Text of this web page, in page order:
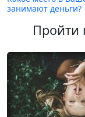
занимают деньги?
Пройти